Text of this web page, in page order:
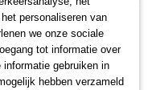
personaliseren van
we onze sociale
tot informatie over
gebruiken in
hebben verzameld